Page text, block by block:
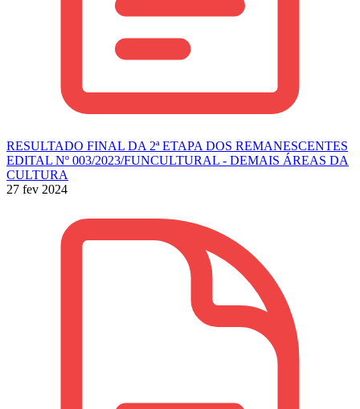
RESULTADO FINAL DA 2ª ETAPA DOS REMANESCENTES
EDITAL Nº 003/2023/FUNCULTURAL - DEMAIS ÁREAS DA
CULTURA
27 fev 2024